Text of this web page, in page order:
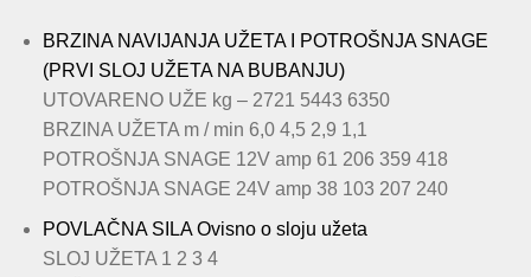
BRZINA NAVIJANJA UŽETA I POTROŠNJA SNAGE
(PRVI SLOJ UŽETA NA BUBANJU)
UTOVARENO UŽE kg – 2721 5443 6350
BRZINA UŽETA m / min 6,0 4,5 2,9 1,1
POTROŠNJA SNAGE 12V amp 61 206 359 418
POTROŠNJA SNAGE 24V amp 38 103 207 240
POVLAČNA SILA Ovisno o sloju užeta
SLOJ UŽETA 1 2 3 4